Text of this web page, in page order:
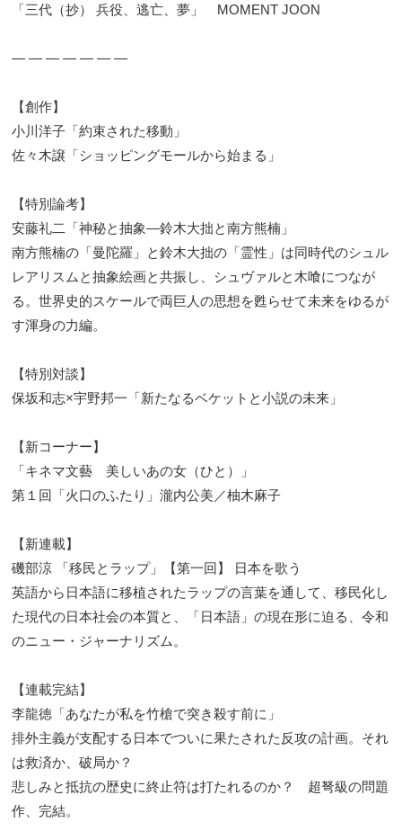
「三代（抄） 兵役、逃亡、夢」 MOMENT JOON
— ― ― ― ― ― ―
【創作】
小川洋子「約束された移動」
佐々木譲「ショッピングモールから始まる」
【特別論考】
安藤礼二「神秘と抽象―鈴木大拙と南方熊楠」
南方熊楠の「曼陀羅」と鈴木大拙の「霊性」は同時代のシュル
レアリスムと抽象絵画と共振し、シュヴァルと木喰につなが
る。世界史的スケールで両巨人の思想を甦らせて未来をゆるが
す渾身の力編。
【特別対談】
保坂和志×宇野邦一「新たなるベケットと小説の未来」
【新コーナー】
「キネマ文藝 美しいあの女（ひと）」
第１回「火口のふたり」瀧内公美／柚木麻子
【新連載】
磯部涼 「移民とラップ」【第一回】 日本を歌う
英語から日本語に移植されたラップの言葉を通して、移民化し
た現代の日本社会の本質と、「日本語」の現在形に迫る、令和
のニュー・ジャーナリズム。
【連載完結】
李龍徳「あなたが私を竹槍で突き殺す前に」
排外主義が支配する日本でついに果たされた反攻の計画。それ
は救済か、破局か？
悲しみと抵抗の歴史に終止符は打たれるのか？ 超弩級の問題
作、完結。